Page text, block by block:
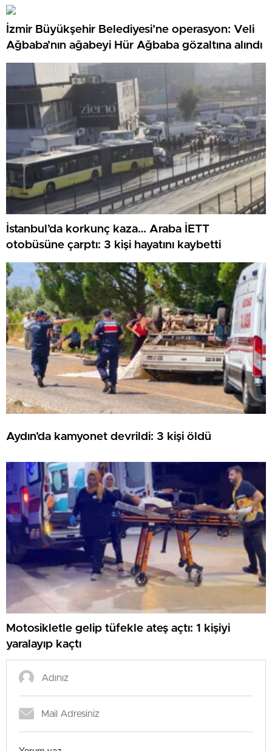
İzmir Büyükşehir Belediyesi’ne operasyon: Veli
Ağbaba’nın ağabeyi Hür Ağbaba gözaltına alındı
İstanbul’da korkunç kaza… Araba İETT
otobüsüne çarptı: 3 kişi hayatını kaybetti
Aydın’da kamyonet devrildi: 3 kişi öldü
Motosikletle gelip tüfekle ateş açtı: 1 kişiyi
yaralayıp kaçtı